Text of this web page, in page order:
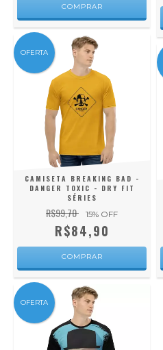
COMPRAR
OFERTA
CAMISETA BREAKING BAD -
DANGER TOXIC - DRY FIT
SÉRIES
R$99,70 15% OFF
R$84,90
COMPRAR
OFERTA